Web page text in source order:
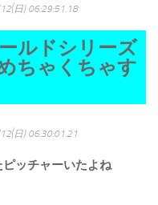
日) 06:29:51.18
ルドシリーズ
ちゃくちゃす
日) 06:30:01.21
ッチャーいたよね